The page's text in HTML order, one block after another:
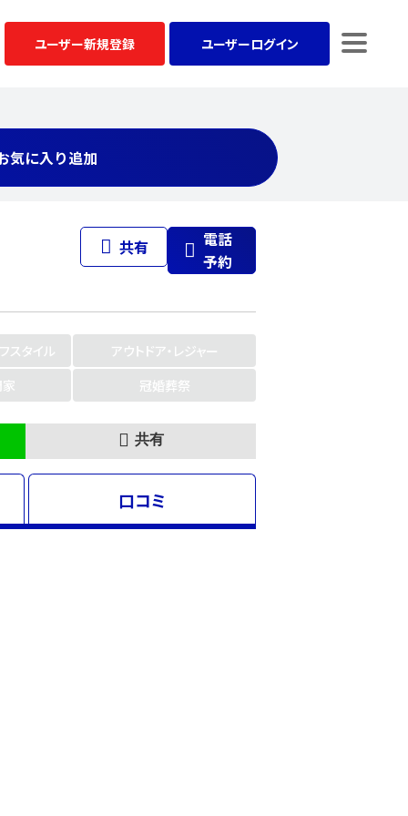
ユーザー新規登録 ユーザーログイン
気に入り追加
共有
電話
予約
スタイル
アウトドア・レジャー
冠婚葬祭
共有
口コミ